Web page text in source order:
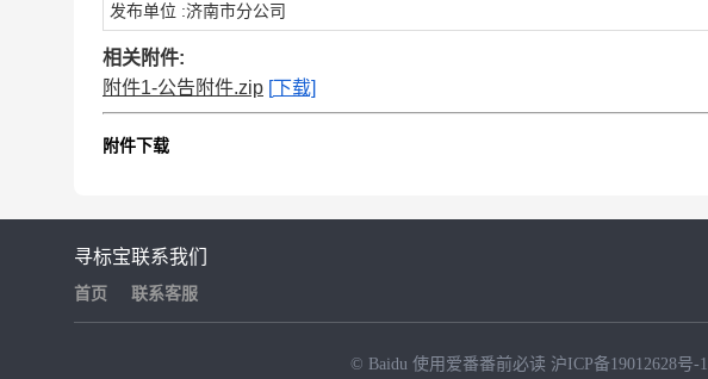
发布单位 :济南市分公司
相关附件:
附件1-公告附件.zip [下载]
附件下载
寻标宝
首页
联系我们
联系客服
© Baidu 使用爱番番前必读 沪ICP备19012628号-1